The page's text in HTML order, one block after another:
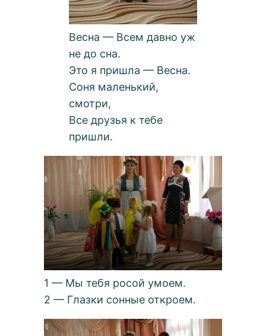
Весна — Всем давно уж
не до сна.
Это я пришла — Весна.
Соня маленький,
смотри,
Все друзья к тебе
пришли.
1 — Мы тебя росой умоем.
2 — Глазки сонные откроем.